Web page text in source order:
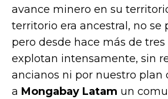
avance minero en su
territorio era ancestral, no se
pero desde hace más de tres
explotan intensamente, sin
ancianos ni por nuestro plan
a Mongabay Latam un